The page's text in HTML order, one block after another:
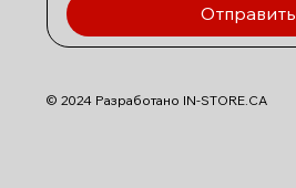
Отправить
© 2024 Разработано IN-STORE.CA